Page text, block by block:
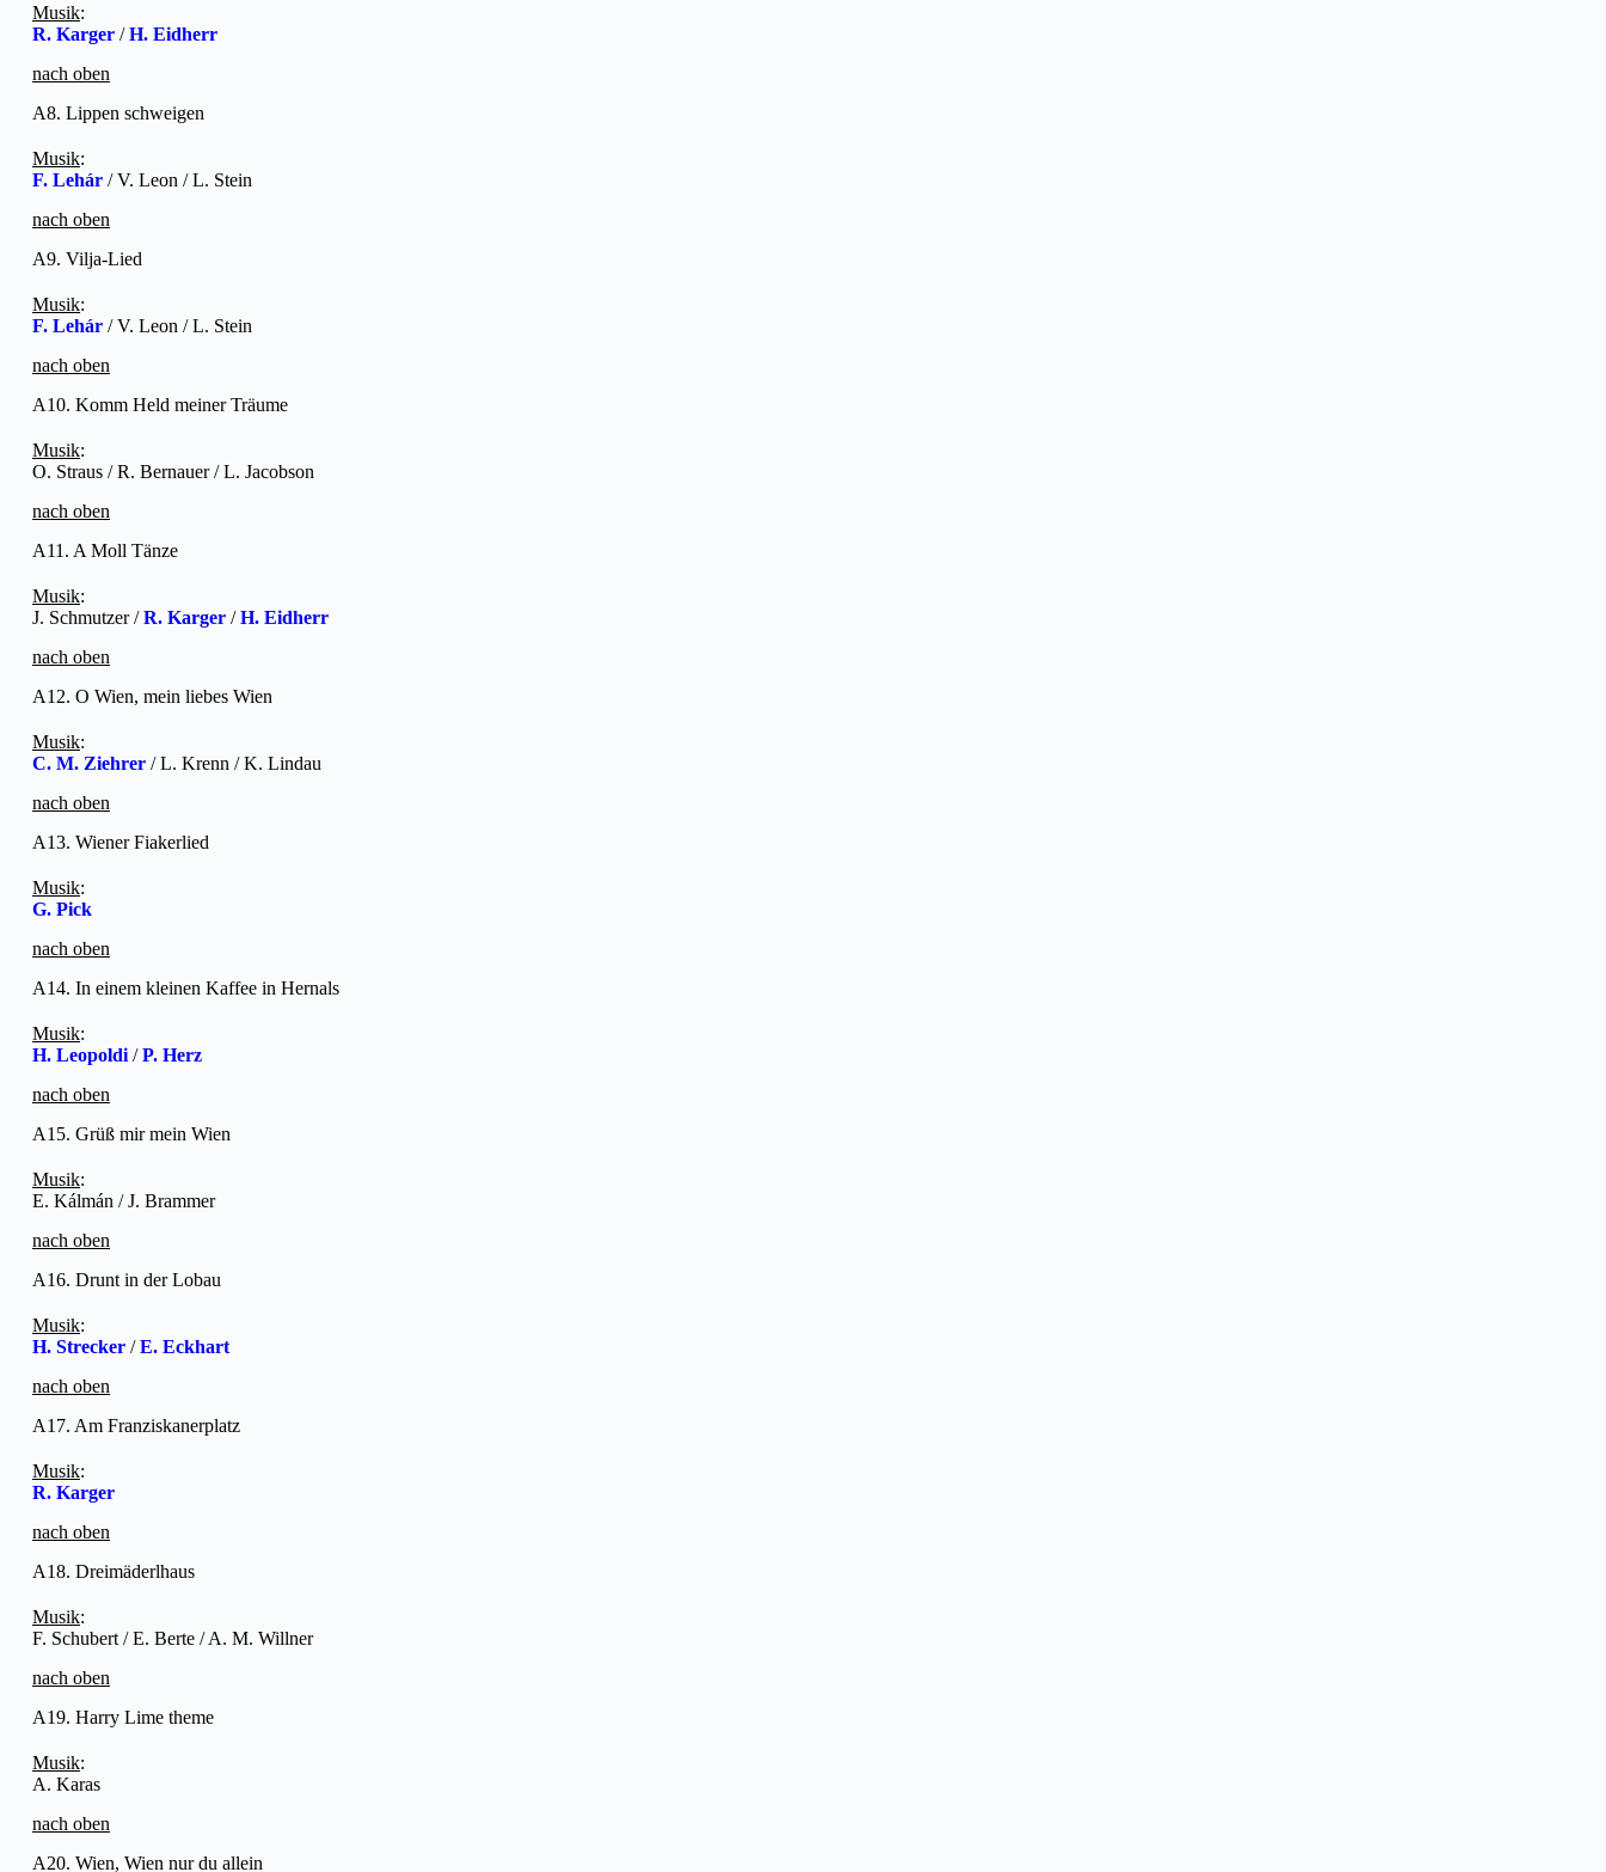
Musik:
R. Karger /H. Eidherr
nach oben
A8. Lippen schweigen
Musik:
F. Lehár / V. Leon / L. Stein
nach oben
A9. Vilja-Lied
Musik:
F. Lehár / V. Leon / L. Stein
nach oben
A10. Komm Held meiner Träume
Musik:
O. Straus / R. Bernauer / L. Jacobson
nach oben
A11. A Moll Tänze
Musik:
J. Schmutzer /R. Karger /H. Eidherr
nach oben
A12. O Wien, mein liebes Wien
Musik:
C. M. Ziehrer / L. Krenn / K. Lindau
nach oben
A13. Wiener Fiakerlied
Musik:
G. Pick
nach oben
A14. In einem kleinen Kaffee in Hernals
Musik:
H. Leopoldi /P. Herz
nach oben
A15. Grüß mir mein Wien
Musik:
E. Kálmán / J. Brammer
nach oben
A16. Drunt in der Lobau
Musik:
H. Strecker /E. Eckhart
nach oben
A17. Am Franziskanerplatz
Musik:
R. Karger
nach oben
A18. Dreimäderlhaus
Musik:
F. Schubert / E. Berte / A. M. Willner
nach oben
A19. Harry Lime theme
Musik:
A. Karas
nach oben
A20. Wien, Wien nur du allein